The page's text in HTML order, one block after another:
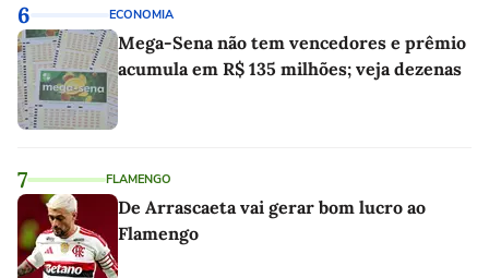
6 ECONOMIA
Mega-Sena não tem vencedores e prêmio
acumula em R$ 135 milhões; veja dezenas
7 FLAMENGO
De Arrascaeta vai gerar bom lucro ao
Flamengo